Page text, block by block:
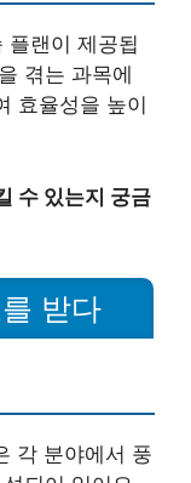
플랜이 제공됩
겪는 과목에
효율성을 높이
수 있는지 궁금
받다
각 분야에서 풍